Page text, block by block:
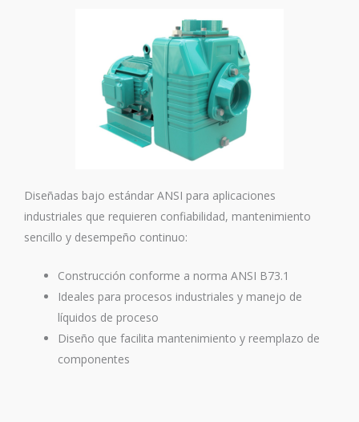
Diseñadas bajo estándar ANSI para aplicaciones
industriales que requieren confiabilidad, mantenimiento
sencillo y desempeño continuo:
Construcción conforme a norma ANSI B73.1
Ideales para procesos industriales y manejo de
líquidos de proceso
Diseño que facilita mantenimiento y reemplazo de
componentes